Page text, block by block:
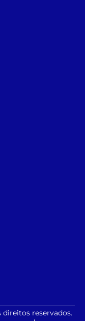
direitos reservados.